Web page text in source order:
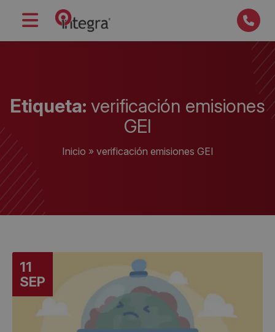
Etiqueta: verificación emisiones
GEI
Inicio » verificación emisiones GEI
11
SEP